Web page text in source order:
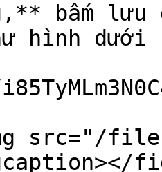
bấm
hình dưới
src="/files/